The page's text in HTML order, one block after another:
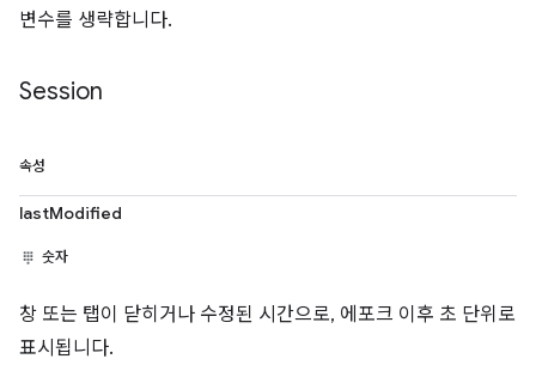
변수를 생략합니다.
Session
속성
lastModified
숫자
창 또는 탭이 닫히거나 수정된 시간으로, 에포크 이후 초 단위로
표시됩니다.